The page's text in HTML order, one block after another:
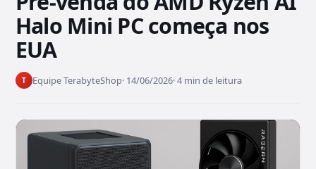
Halo Mini PC começa nos
EUA
T Equipe TerabyteShop· 14/06/2026· 4 min de leitura